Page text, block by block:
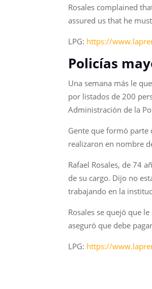
Rosales complained
assured us that he
LPG: https://
Policías
Una semana más le
por listados de 200
Administración de la
Gente que formó
realizaron en nombre
Rafael Rosales, de 74
de su cargo. Dijo no
trabajando en la
Rosales se quejó que
aseguró que debe
LPG: https://